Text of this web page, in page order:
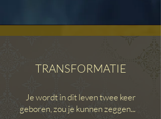
TRANSFORMATIE
Je wordt in dit leven twee keer
geboren, zou je kunnen zeggen...